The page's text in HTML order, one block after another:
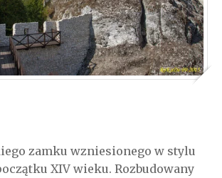
zamku wzniesionego w stylu
XIV wieku. Rozbudowany